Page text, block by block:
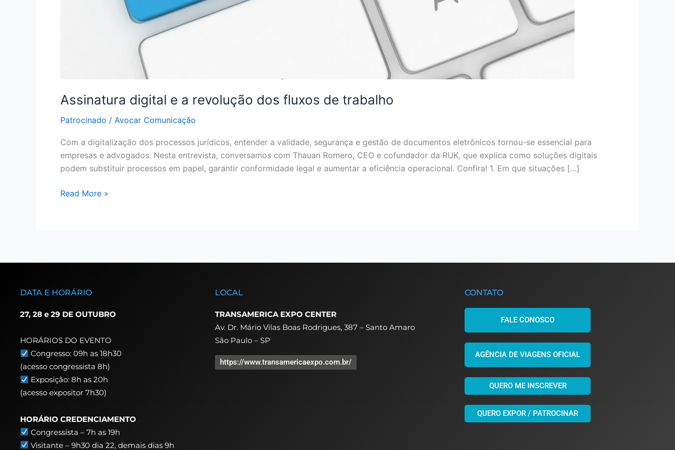
Assinatura digital e a revolução dos fluxos de trabalho
Patrocinado / Avocar Comunicação
Com a digitalização dos processos jurídicos, entender a validade, segurança e gestão de documentos eletrônicos tornou-se essencial para
empresas e advogados. Nesta entrevista, conversamos com Thauan Romero, CEO e cofundador da RUK, que explica como soluções digitais
podem substituir processos em papel, garantir conformidade legal e aumentar a eficiência operacional. Confira! 1. Em que situações […]
Read More »
DATA E HORÁRIO
27, 28 e 29 DE OUTUBRO
HORÁRIOS DO EVENTO
Congresso: 09h as 18h30
(acesso congressista 8h)
Exposição: 8h as 20h
(acesso expositor 7h30)
HORÁRIO CREDENCIAMENTO
Congressista – 7h as 19h
Visitante – 9h30 dia 22,demais dias 9h
LOCAL
TRANSAMERICA EXPO CENTER
Av. Dr. Mário Vilas Boas Rodrigues, 387 – Santo Amaro
São Paulo – SP
https://www.transamericaexpo.com.br/
CONTATO
FALE CONOSCO
AGÊNCIA DE VIAGENS OFICIAL
QUERO ME INSCREVER
QUERO EXPOR / PATROCINAR